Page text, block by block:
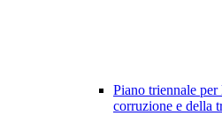
Piano triennale
corruzione e della